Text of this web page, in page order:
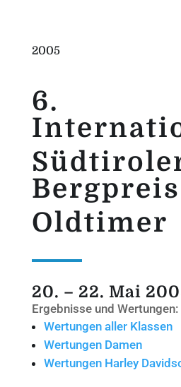
2005
6.
Bergpreis
Oldtimer
20. – 22. Mai
Ergebnisse und Wertungen:
Wertungen aller Klassen
Wertungen Damen
Wertungen Harley